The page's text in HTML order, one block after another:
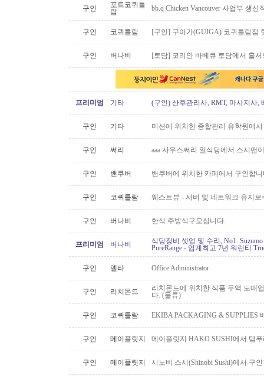
구인
포트코퀴틀
람
bb.q Chicken Vancouver 사업부 생
구인 코퀴틀람 [구인] 구이가(GUIGA) 코퀴틀람점
구인 버나비 [토담] 코리안 바베큐 토담에서 홀
프리미엄 기타 (구인) 산후관리사, RMT, 마사지사,
구인 기타 미션에 위치한 종합관리 유학원에
구인 써리 aaa 사우스써리 일식당에서 스시맨
구인 밴쿠버 밴쿠버에 위치한 카페에서 구인합
구인 코퀴틀람 웨스트뷰 - 서버 및 네트워크 유지보
구인 버나비 한식 주방식구모십니다.
프리미엄 버나비
식당장비 셋업 및 수리, No1.
PureRange - 업계최고 7년 워런티
구인 델타 Office Administrator
구인 리치몬드
리치몬드에 위치한 식품 무역 도매
다. (물류)
구인 코퀴틀람 EKIBA PACKAGING & SUPPLIES
구인 메이플릿지 메이플릿지 HAKO SUSHI에서 템
구인 메이플릿지 시노비 스시(Shinobi Sushi)에서 구